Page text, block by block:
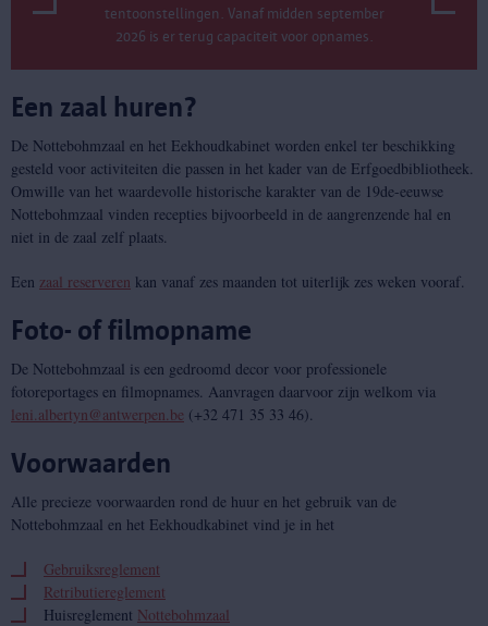
tentoonstellingen. Vanaf midden september
2026 is er terug capaciteit voor opnames.
Een zaal huren?
De Nottebohmzaal en het Eekhoudkabinet worden enkel ter beschikking
gesteld voor activiteiten die passen in het kader van de Erfgoedbibliotheek.
Omwille van het waardevolle historische karakter van de 19de-eeuwse
Nottebohmzaal vinden recepties bijvoorbeeld in de aangrenzende hal en
niet in de zaal zelf plaats.
Een zaal reserveren kan vanaf zes maanden tot uiterlijk zes weken vooraf.
Foto- of filmopname
De Nottebohmzaal is een gedroomd decor voor professionele
fotoreportages en filmopnames. Aanvragen daarvoor zijn welkom via
leni.albertyn@antwerpen.be (+32 471 35 33 46).
Voorwaarden
Alle precieze voorwaarden rond de huur en het gebruik van de
Nottebohmzaal en het Eekhoudkabinet vind je in het
Gebruiksreglement
Retributiereglement
Huisreglement Nottebohmzaal